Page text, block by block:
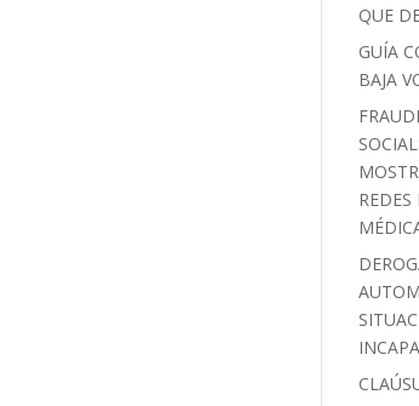
QUE
GUÍA
BAJA